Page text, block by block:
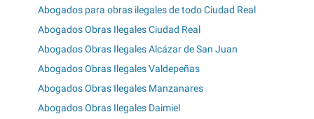
Abogados para obras ilegales de todo Ciudad Real
Abogados Obras Ilegales Ciudad Real
Abogados Obras Ilegales Alcázar de San Juan
Abogados Obras Ilegales Valdepeñas
Abogados Obras Ilegales Manzanares
Abogados Obras Ilegales Daimiel